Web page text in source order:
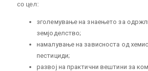
со цел:
зголемување на знаењето за
земјоделство;
намалување на зависноста од
пестициди;
развој на практични вештини за